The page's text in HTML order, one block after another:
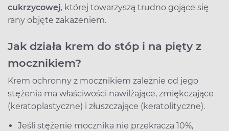
cukrzycowej, której towarzyszą trudno gojące się
rany objęte zakażeniem.
Jak działa krem do stóp i na pięty z
mocznikiem?
Krem ochronny z mocznikiem zależnie od jego
stężenia ma właściwości nawilżające, zmiękczające
(keratoplastyczne) i złuszczające (keratolityczne).
Jeśli stężenie mocznika nie przekracza 10%,